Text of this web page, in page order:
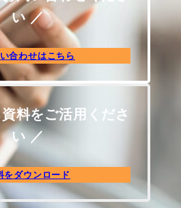
い ／
合わせはこちら
料をご活用くださ
い ／
をダウンロード